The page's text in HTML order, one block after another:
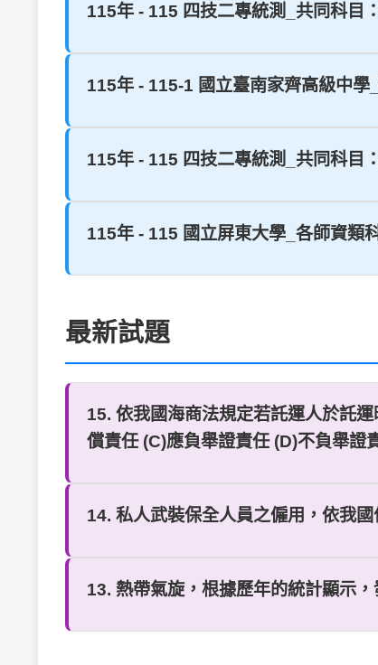
115年 - 115 四技二專統測_共同科目
115年 - 115-1 國立臺南家齊高級中
115年 - 115 四技二專統測_共同科目
115年 - 115 國立屏東大學_各師資類
最新試題
15. 依我國海商法規定若託運人於託
償責任 (C)應負舉證責任 (D)不負舉證
14. 私人武裝保全人員之僱用，依我
13. 熱帶氣旋，根據歷年的統計顯示